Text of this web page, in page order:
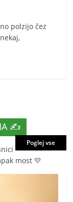
polzijo čez
✍️
Poglej vse
most 💛